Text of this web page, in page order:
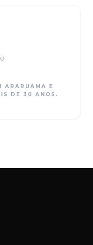
ARARUAMA E
DE 30 ANOS.